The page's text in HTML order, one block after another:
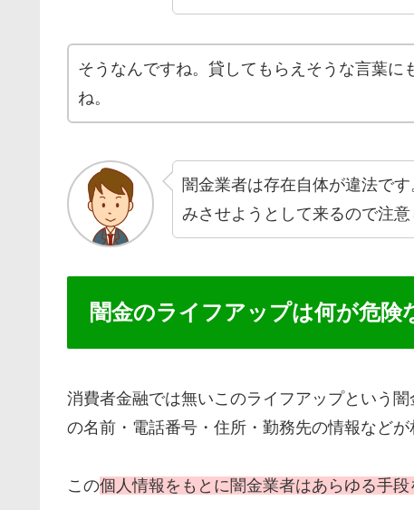
そうなんですね。貸してもらえそうな言葉に
ね。
闇金業者は存在自体が違法で
みさせようとして来るので注意
闇金のライフアップは何が危険
消費者金融では無いこのライフアップという
の名前・電話番号・住所・勤務先の情報などが
この個人情報をもとに闇金業者はあらゆる手